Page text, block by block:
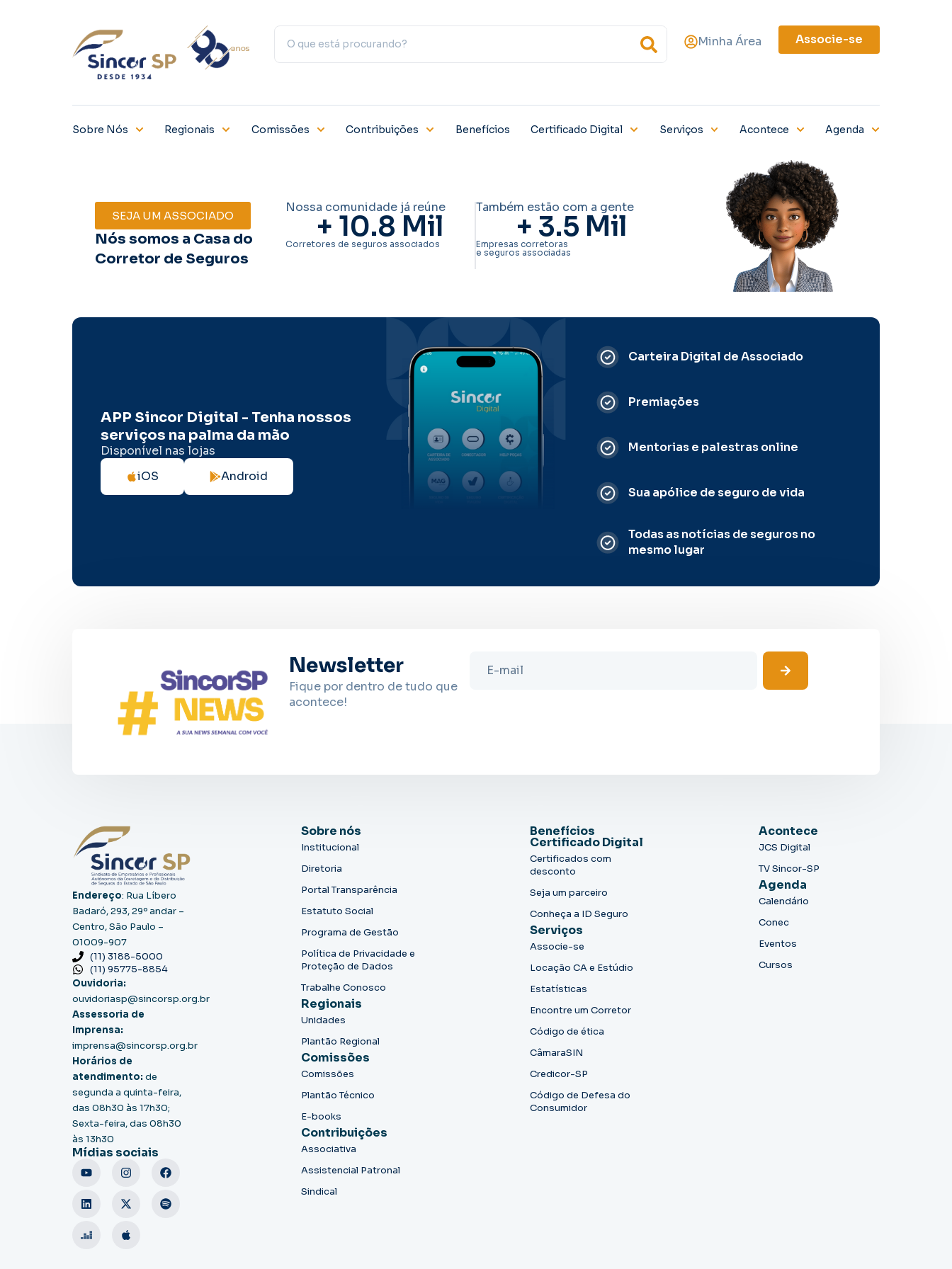
Minha Área Associe-se
Sobre Nós Regionais Comissões Contribuições Benefícios Certificado Digital Serviços Acontece Agenda
SEJA UM ASSOCIADO
Nós somos a Casa do
Corretor de Seguros
Nossa comunidade já reúne
+ 10.8 Mil
Corretores de seguros associados
Também estão com a gente
+ 3.5 Mil
Empresas corretoras
e seguros associadas
APP Sincor Digital - Tenha nossos
serviços na palma da mão
Disponível nas lojas
iOS
Android
Carteira Digital de Associado
Premiações
Mentorias e palestras online
Sua apólice de seguro de vida
Todas as notícias de seguros no
mesmo lugar
Newsletter
Fique por dentro de tudo que
acontece!
Endereço: Rua Líbero
Badaró, 293, 29º andar –
Centro, São Paulo –
01009-907
(11) 3188-5000
(11) 95775-8854
Ouvidoria:
ouvidoriasp@sincorsp.org.br
Assessoria de
Imprensa:
imprensa@sincorsp.org.br
Horários de
atendimento: de
segunda a quinta-feira,
das 08h30 às 17h30;
Sexta-feira, das 08h30
às 13h30
Mídias sociais
Sobre nós
Institucional
Diretoria
Portal Transparência
Estatuto Social
Programa de Gestão
Política de Privacidade e
Proteção de Dados
Trabalhe Conosco
Regionais
Unidades
Plantão Regional
Comissões
Comissões
Plantão Técnico
E-books
Contribuições
Associativa
Assistencial Patronal
Sindical
Benefícios
Certificado Digital
Certificados com
desconto
Seja um parceiro
Conheça a ID Seguro
Serviços
Associe-se
Locação CA e Estúdio
Estatísticas
Encontre um Corretor
Código de ética
CâmaraSIN
Credicor-SP
Código de Defesa do
Consumidor
Acontece
JCS Digital
TV Sincor-SP
Agenda
Calendário
Conec
Eventos
Cursos